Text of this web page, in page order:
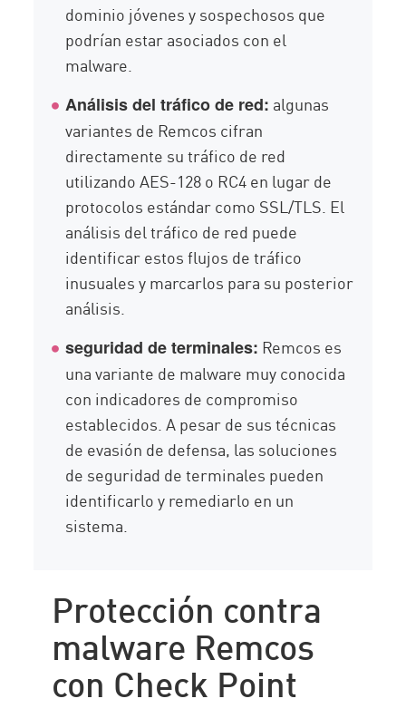
dominio jóvenes y sospechosos que
podrían estar asociados con el
malware.
Análisis del tráfico de red: algunas
variantes de Remcos cifran
directamente su tráfico de red
utilizando AES-128 o RC4 en lugar de
protocolos estándar como SSL/TLS. El
análisis del tráfico de red puede
identificar estos flujos de tráfico
inusuales y marcarlos para su posterior
análisis.
seguridad de terminales: Remcos es
una variante de malware muy conocida
con indicadores de compromiso
establecidos. A pesar de sus técnicas
de evasión de defensa, las soluciones
de seguridad de terminales pueden
identificarlo y remediarlo en un
sistema.
Protección contra
malware Remcos
con Check Point